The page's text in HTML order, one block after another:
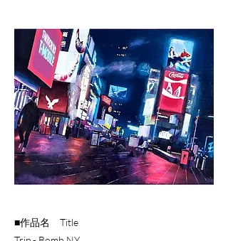
■作品名 Title